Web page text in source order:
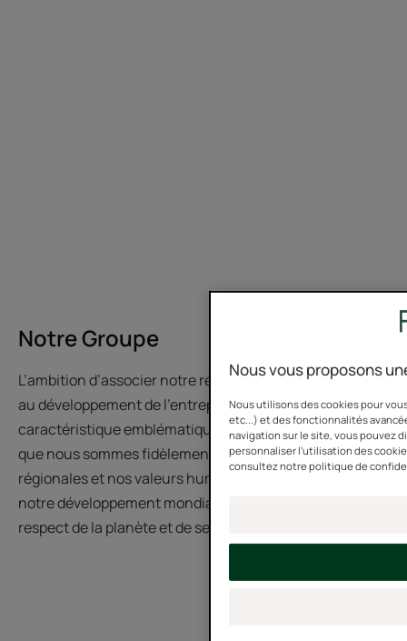
Notre Groupe
L’ambition d’associer notre région d’origine, l’Occitanie,
au développement de l’entreprise est une
caractéristique emblématique du Groupe. C’est parce
que nous sommes fidèlement ancrés dans nos racines
régionales et nos valeurs humanistes que nous menons
notre développement mondial dans le plus profond
respect de la planète et de ses habitants.
Nous vous proposons
Nous utilisons des cookies pour
etc...) et des fonctionnalités
navigation sur le site, vous pouvez
personnaliser l'utilisation des
consultez notre politique de